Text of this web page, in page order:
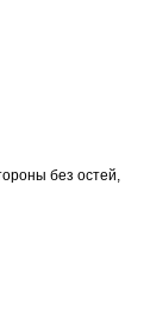
без остей,